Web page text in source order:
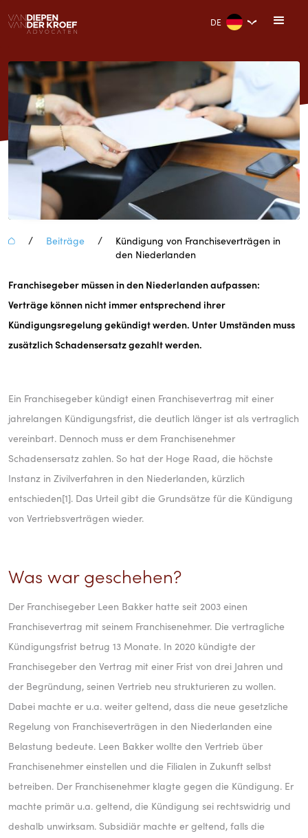
DE
Kündigung von Franchiseverträgen
in den Niederlanden
/ Beiträge /
Kündigung von Franchiseverträgen in
den Niederlanden
Franchisegeber müssen in den Niederlanden aufpassen:
Verträge können nicht immer entsprechend ihrer
Kündigungsregelung gekündigt werden. Unter Umständen muss
zusätzlich Schadensersatz gezahlt werden.
Ein Franchisegeber kündigt einen Franchisevertrag mit einer
jahrelangen Kündigungsfrist, die deutlich länger ist als vertraglich
vereinbart. Dennoch muss er dem Franchisenehmer
Schadensersatz zahlen. So hat der Hoge Raad, die höchste
Instanz in Zivilverfahren in den Niederlanden, kürzlich
entschieden[1]. Das Urteil gibt die Grundsätze für die Kündigung
von Vertriebsverträgen wieder.
Was war geschehen?
Der Franchisegeber Leen Bakker hatte seit 2003 einen
Franchisevertrag mit seinem Franchisenehmer. Die vertragliche
Kündigungsfrist betrug 13 Monate. In 2020 kündigte der
Franchisegeber den Vertrag mit einer Frist von drei Jahren und
der Begründung, seinen Vertrieb neu strukturieren zu wollen.
Dabei machte er u.a. weiter geltend, dass die neue gesetzliche
Regelung von Franchiseverträgen in den Niederlanden eine
Belastung bedeute. Leen Bakker wollte den Vertrieb über
Franchisenehmer einstellen und die Filialen in Zukunft selbst
betreiben. Der Franchisenehmer klagte gegen die Kündigung. Er
machte primär u.a. geltend, die Kündigung sei rechtswidrig und
deshalb unwirksam. Subsidiär machte er geltend, falls die